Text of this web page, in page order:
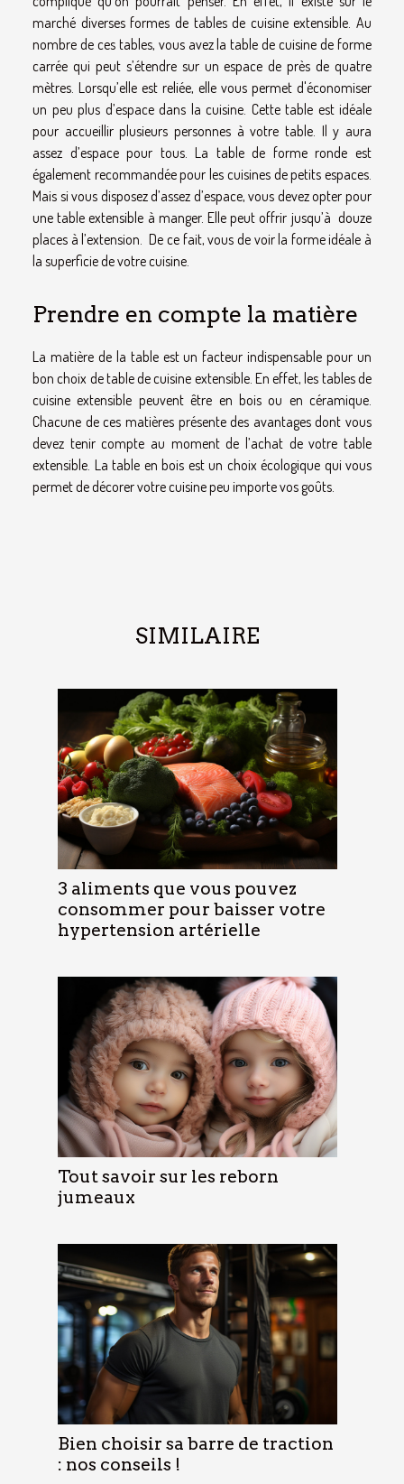
marché diverses formes de tables de cuisine extensible. Au
nombre de ces tables, vous avez la table de cuisine de forme
carrée qui peut s’étendre sur un espace de près de quatre
mètres. Lorsqu’elle est reliée, elle vous permet d'économiser
un peu plus d’espace dans la cuisine. Cette table est idéale
pour accueillir plusieurs personnes à votre table. Il y aura
assez d’espace pour tous. La table de forme ronde est
également recommandée pour les cuisines de petits espaces.
Mais si vous disposez d’assez d’espace, vous devez opter pour
une table extensible à manger. Elle peut offrir jusqu’à douze
places à l’extension. De ce fait, vous de voir la forme idéale à
la superficie de votre cuisine.
Prendre en compte la matière
La matière de la table est un facteur indispensable pour un
bon choix de table de cuisine extensible. En effet, les tables de
cuisine extensible peuvent être en bois ou en céramique.
Chacune de ces matières présente des avantages dont vous
devez tenir compte au moment de l’achat de votre table
extensible. La table en bois est un choix écologique qui vous
permet de décorer votre cuisine peu importe vos goûts.
SIMILAIRE
3 aliments que vous pouvez
consommer pour baisser votre
hypertension artérielle
Tout savoir sur les reborn
jumeaux
Bien choisir sa barre de traction
: nos conseils !